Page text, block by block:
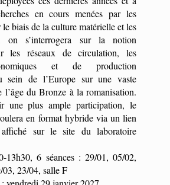
en cours menées par les
le biais de la culture matérielle et les
on s’interrogera sur la notion
les réseaux de circulation, les
et de production
sein de l’Europe sur une vaste
l’âge du Bronze à la romanisation.
une plus ample participation, le
en format hybride via un lien
sur le site du laboratoire
13h30, 6 séances : 29/01, 05/02,
23/04, salle F